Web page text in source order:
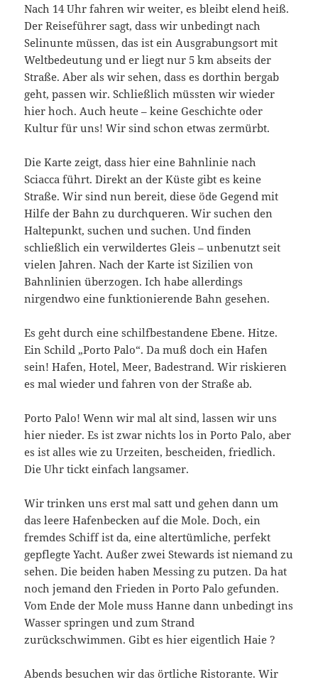
Nach 14 Uhr fahren wir weiter, es bleibt elend heiß.
Der Reiseführer sagt, dass wir unbedingt nach
Selinunte müssen, das ist ein Ausgrabungsort mit
Weltbedeutung und er liegt nur 5 km abseits der
Straße. Aber als wir sehen, dass es dorthin bergab
geht, passen wir. Schließlich müssten wir wieder
hier hoch. Auch heute – keine Geschichte oder
Kultur für uns! Wir sind schon etwas zermürbt.
Die Karte zeigt, dass hier eine Bahnlinie nach
Sciacca führt. Direkt an der Küste gibt es keine
Straße. Wir sind nun bereit, diese öde Gegend mit
Hilfe der Bahn zu durchqueren. Wir suchen den
Haltepunkt, suchen und suchen. Und finden
schließlich ein verwildertes Gleis – unbenutzt seit
vielen Jahren. Nach der Karte ist Sizilien von
Bahnlinien überzogen. Ich habe allerdings
nirgendwo eine funktionierende Bahn gesehen.
Es geht durch eine schilfbestandene Ebene. Hitze.
Ein Schild „Porto Palo“. Da muß doch ein Hafen
sein! Hafen, Hotel, Meer, Badestrand. Wir riskieren
es mal wieder und fahren von der Straße ab.
Porto Palo! Wenn wir mal alt sind, lassen wir uns
hier nieder. Es ist zwar nichts los in Porto Palo, aber
es ist alles wie zu Urzeiten, bescheiden, friedlich.
Die Uhr tickt einfach langsamer.
Wir trinken uns erst mal satt und gehen dann um
das leere Hafenbecken auf die Mole. Doch, ein
fremdes Schiff ist da, eine altertümliche, perfekt
gepflegte Yacht. Außer zwei Stewards ist niemand zu
sehen. Die beiden haben Messing zu putzen. Da hat
noch jemand den Frieden in Porto Palo gefunden.
Vom Ende der Mole muss Hanne dann unbedingt ins
Wasser springen und zum Strand
zurückschwimmen. Gibt es hier eigentlich Haie ?
Abends besuchen wir das örtliche Ristorante. Wir